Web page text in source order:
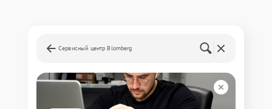
Сервисный центр Blomberg